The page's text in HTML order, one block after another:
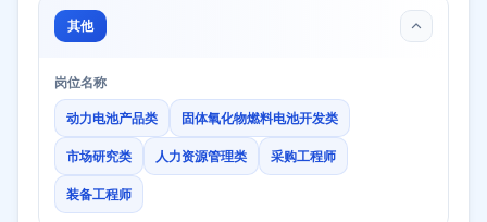
其他
岗位名称
动力电池产品类 固体氧化物燃料电池开发类
市场研究类 人力资源管理类 采购工程师
装备工程师